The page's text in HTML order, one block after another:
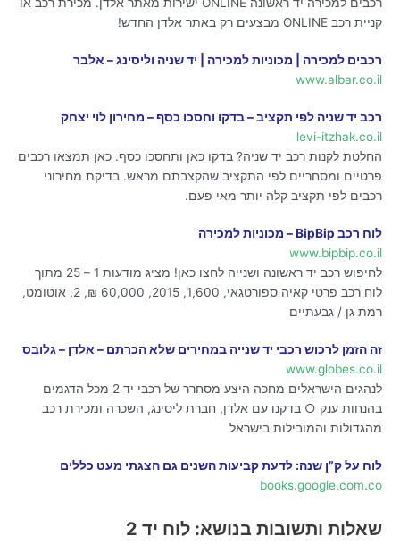
רכבים למכירה יד ראשונה ONLINE ישירות מאתר אלדן. מכירת רכב או
קניית רכב ONLINE מבצעים רק באתר אלדן החדש!
רכבים למכירה | מכוניות למכירה | יד שניה וליסינג – אלבר
www.albar.co.il
רכב יד שניה לפי תקציב – בדקו וחסכו כסף – מחירון לוי יצחק
levi-itzhak.co.il
החלטת לקנות רכב יד שניה? בדקו כאן ותחסכו כסף. כאן תמצאו רכבים
פרטיים ומסחריים לפי התקציב שהקצבתם מראש. בדיקת מחירוני
רכבים לפי תקציב קלה יותר מאי פעם.
לוח רכב BipBip – מכוניות למכירה
www.bipbip.co.il
לחיפוש רכב יד ראשונה ושנייה לחצו כאן! מציג מודעות 1 – 25 מתוך
לוח רכב פרטי קאיה ספורטגאי, 1,600, 2015, 60,000 ₪, 2, אוטומט,
רמת גן / גבעתיים
זה הזמן לרכוש רכבי יד שנייה במחירים שלא הכרתם – אלדן – גלובס
www.globes.co.il
לנהגים הישראלים מחכה היצע מסחרר של רכבי יד 2 מכל הדגמים
בהנחות ענק ○ בדקנו עם אלדן, חברת ליסינג, השכרה ומכירת רכב
מהגדולות והמובילות בישראל
לוח על ק”ן שנה: לדעת קביעות השנים גם הצגתי מעט כללים
books.google.com.co
שאלות ותשובות בנושא: לוח יד 2